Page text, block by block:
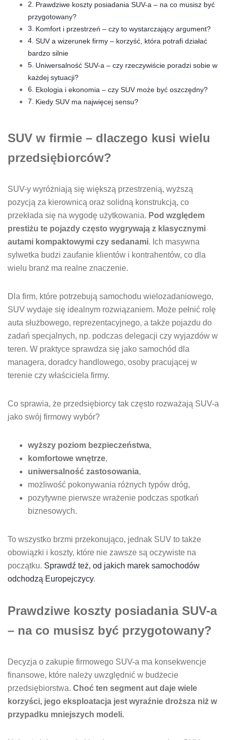
Prawdziwe koszty posiadania SUV-a – na co musisz być
przygotowany?
Komfort i przestrzeń – czy to wystarczający argument?
SUV a wizerunek firmy – korzyść, która potrafi działać
bardzo silnie
Uniwersalność SUV-a – czy rzeczywiście poradzi sobie w
każdej sytuacji?
Ekologia i ekonomia – czy SUV może być oszczędny?
Kiedy SUV ma najwięcej sensu?
SUV w firmie – dlaczego kusi wielu
przedsiębiorców?
SUV-y wyróżniają się większą przestrzenią, wyższą
pozycją za kierownicą oraz solidną konstrukcją, co
przekłada się na wygodę użytkowania. Pod względem
prestiżu te pojazdy często wygrywają z klasycznymi
autami kompaktowymi czy sedanami. Ich masywna
sylwetka budzi zaufanie klientów i kontrahentów, co dla
wielu branż ma realne znaczenie.
Dla firm, które potrzebują samochodu wielozadaniowego,
SUV wydaje się idealnym rozwiązaniem. Może pełnić rolę
auta służbowego, reprezentacyjnego, a także pojazdu do
zadań specjalnych, np. podczas delegacji czy wyjazdów w
teren. W praktyce sprawdza się jako samochód dla
managera, doradcy handlowego, osoby pracującej w
terenie czy właściciela firmy.
Co sprawia, że przedsiębiorcy tak często rozważają SUV-a
jako swój firmowy wybór?
wyższy poziom bezpieczeństwa,
komfortowe wnętrze,
uniwersalność zastosowania,
możliwość pokonywania różnych typów dróg,
pozytywne pierwsze wrażenie podczas spotkań
biznesowych.
To wszystko brzmi przekonująco, jednak SUV to także
obowiązki i koszty, które nie zawsze są oczywiste na
początku. Sprawdź też, od jakich marek samochodów
odchodzą Europejczycy.
Prawdziwe koszty posiadania SUV-a
– na co musisz być przygotowany?
Decyzja o zakupie firmowego SUV-a ma konsekwencje
finansowe, które należy uwzględnić w budżecie
przedsiębiorstwa. Choć ten segment aut daje wiele
korzyści, jego eksploatacja jest wyraźnie droższa niż w
przypadku mniejszych modeli.